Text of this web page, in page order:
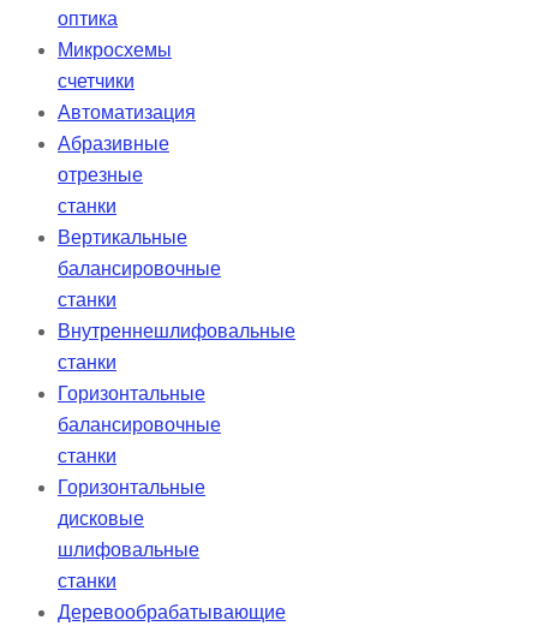
оптика
Микросхемы
счетчики
Автоматизация
Абразивные
отрезные
станки
Вертикальные
балансировочные
станки
Внутреннешлифовальные
станки
Горизонтальные
балансировочные
станки
Горизонтальные
дисковые
шлифовальные
станки
Деревообрабатывающие